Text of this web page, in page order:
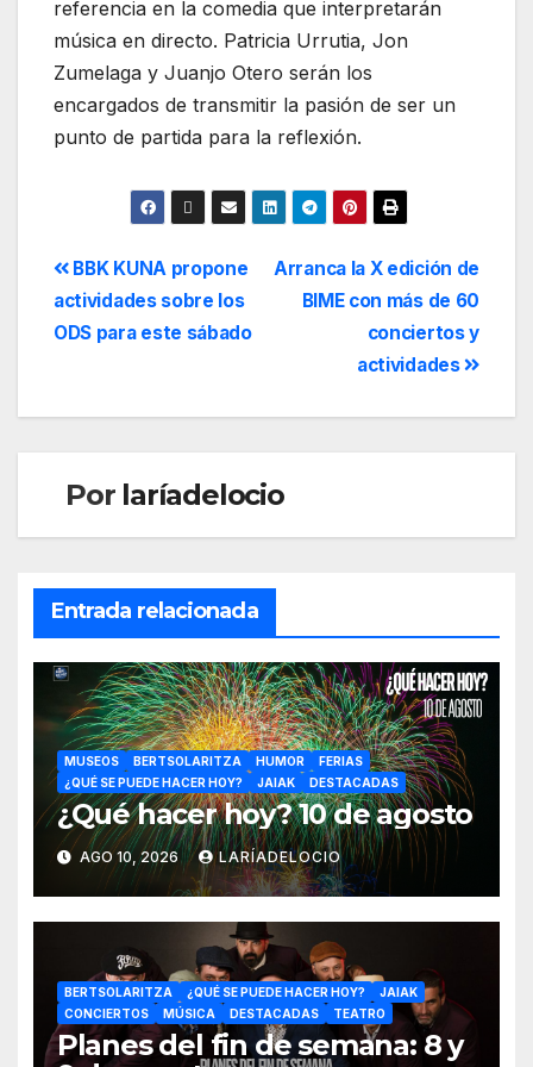
referencia en la comedia que interpretarán
música en directo. Patricia Urrutia, Jon
Zumelaga y Juanjo Otero serán los
encargados de transmitir la pasión de ser un
punto de partida para la reflexión.
Arranca la X edición de
BIME con más de 60
conciertos y
actividades
BBK KUNA propone
actividades sobre los
ODS para este sábado
Por laríadelocio
Entrada relacionada
MUSEOS BERTSOLARITZA HUMOR
FERIAS
¿QUÉ SE PUEDE HACER HOY?
JAIAK DESTACADAS
¿Qué hacer hoy? 10 de agosto
AGO 10, 2026 LARÍADELOCIO
BERTSOLARITZA ¿QUÉ SE PUEDE HACER HOY?
JAIAK
CONCIERTOS
MÚSICA DESTACADAS TEATRO
Planes del fin de semana: 8 y